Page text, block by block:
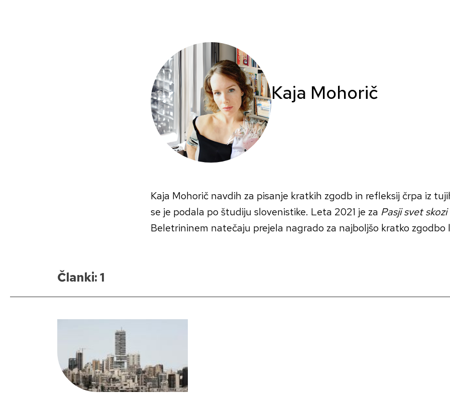
Kaja Mohorič
Kaja Mohorič navdih za pisanje kratkih zgodb in refleksij črpa iz
se je podala po študiju slovenistike. Leta 2021 je za Pasji svet
Beletrininem natečaju prejela nagrado za najboljšo kratko zgodbo
Članki: 1